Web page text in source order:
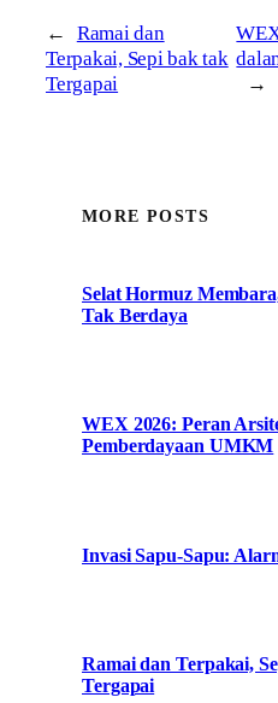
←
Ramai dan
Terpakai, Sepi bak tak
Tergapai
→
MORE POSTS
Selat Hormuz
Tak Berdaya
WEX 2026: Peran
Pemberdayaan UMKM
Invasi Sapu-Sapu:
Ramai dan Terpakai,
Tergapai